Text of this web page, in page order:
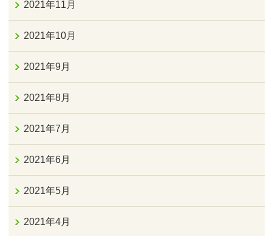
2021年11月
2021年10月
2021年9月
2021年8月
2021年7月
2021年6月
2021年5月
2021年4月